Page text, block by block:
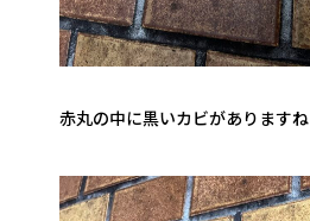
赤丸の中に黒いカビがありますね